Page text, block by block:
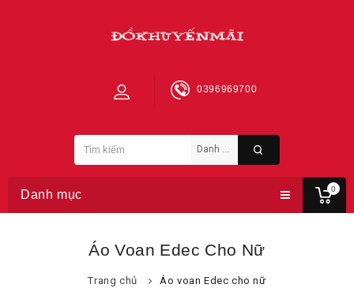
0
0396969700
Danh mục
Áo Voan Edec Cho Nữ
Trang chủ Áo voan Edec cho nữ